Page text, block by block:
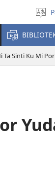
Ta Sinti Ku Mi